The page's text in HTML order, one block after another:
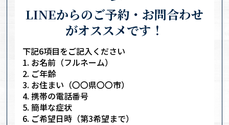
LINEからのご予約・お問合わせ
がオススメです！
下記6項目をご記入ください
お名前（フルネーム）
ご年齢
お住まい（〇〇県〇〇市）
携帯の電話番号
簡単な症状
ご希望日時（第3希望まで）